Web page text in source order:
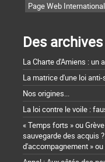
Page Web
Des
La Charte d'Amiens : un
La matrice d'une loi
Nos origines...
La loi contre le voile :
« Temps forts » ou
sauvegarde des acquis
d'accompagnement »